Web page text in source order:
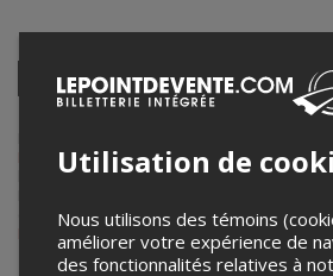
Partagez cet événement
Facebook LinkedinPinterestEnvoyer
Le Boquébièredans le cadre de l’affichage
billets pour ses événements.
contacter l’organisateur de l’événement,
Boquébière , àinfo@boquebiere.com.
Utilisation de
Nous utilisons des témoins
améliorer votre expérience de
des fonctionnalités relatives à